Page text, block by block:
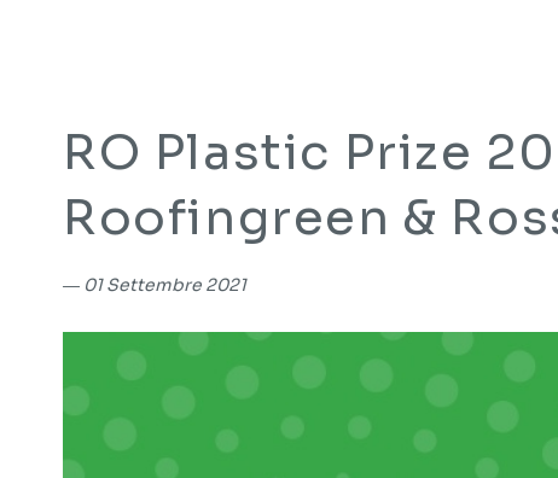
RO Plastic Prize
Roofingreen &
― 01 Settembre 2021